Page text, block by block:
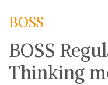
fashion wish-list
BOSS
BOSS
Thinking